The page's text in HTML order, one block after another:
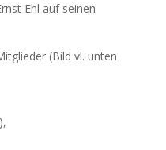
Ehl auf seinen
(Bild vl. unten